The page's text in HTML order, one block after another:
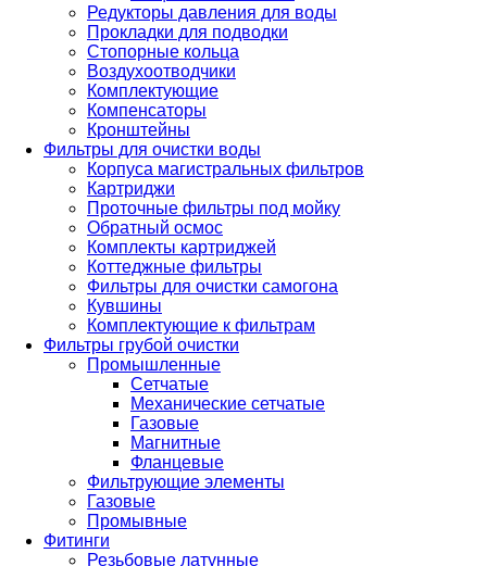
Редукторы давления для воды
Прокладки для подводки
Стопорные кольца
Воздухоотводчики
Комплектующие
Компенсаторы
Кронштейны
Фильтры для очистки воды
Корпуса магистральных фильтров
Картриджи
Проточные фильтры под мойку
Обратный осмос
Комплекты картриджей
Коттеджные фильтры
Фильтры для очистки самогона
Кувшины
Комплектующие к фильтрам
Фильтры грубой очистки
Промышленные
Сетчатые
Механические сетчатые
Газовые
Магнитные
Фланцевые
Фильтрующие элементы
Газовые
Промывные
Фитинги
Резьбовые латунные